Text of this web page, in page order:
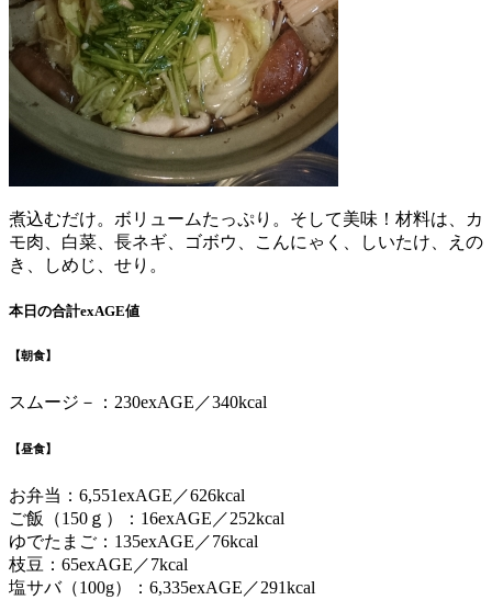
煮込むだけ。ボリュームたっぷり。そして美味！材料は、カ
モ肉、白菜、長ネギ、ゴボウ、こんにゃく、しいたけ、えの
き、しめじ、せり。
本日の合計exAGE値
【朝食】
スムージ－：230exAGE／340kcal
【昼食】
お弁当：6,551exAGE／626kcal
ご飯（150ｇ）：16exAGE／252kcal
ゆでたまご：135exAGE／76kcal
枝豆：65exAGE／7kcal
塩サバ（100g）：6,335exAGE／291kcal